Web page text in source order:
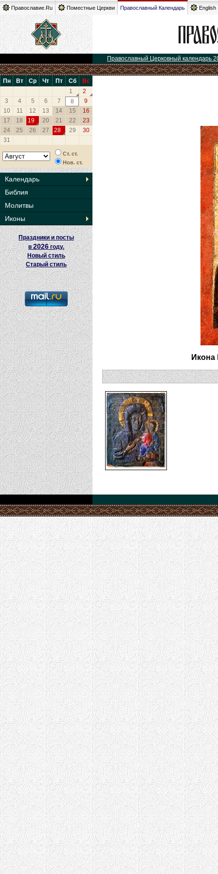
Православие.Ru Поместные Церкви Православный Календарь English
Православный Церковный календарь
Пн Вт Ср Чт Пт Сб
Вс
1
2
3
4 5 6 7 8
9
10
11 12 13 14 15
16
17
18 19 20 21 22
23
24
25 26 27 28 29
30
31
Ст. ст.
Нов. ст.
Календарь
Библия
Молитвы
Иконы
Праздники и посты
в2026 году.
Новый стиль
Старый стиль
Икона